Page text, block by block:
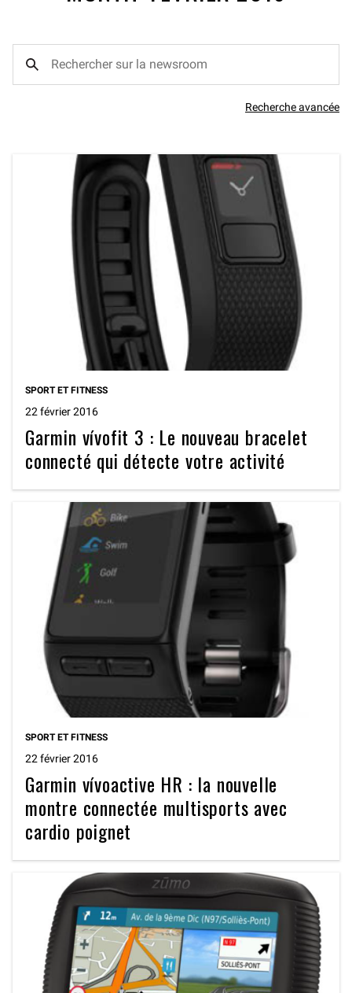
Recherche avancée
SPORT ET FITNESS
22 février 2016
Garmin vívofit 3 : Le nouveau bracelet
connecté qui détecte votre activité
SPORT ET FITNESS
22 février 2016
Garmin vívoactive HR : la nouvelle
montre connectée multisports avec
cardio poignet